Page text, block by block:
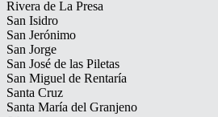
Rivera de La Presa
San Isidro
San Jerónimo
San Jorge
San José de las Piletas
San Miguel de Rentaría
Santa Cruz
Santa María del Granjeno